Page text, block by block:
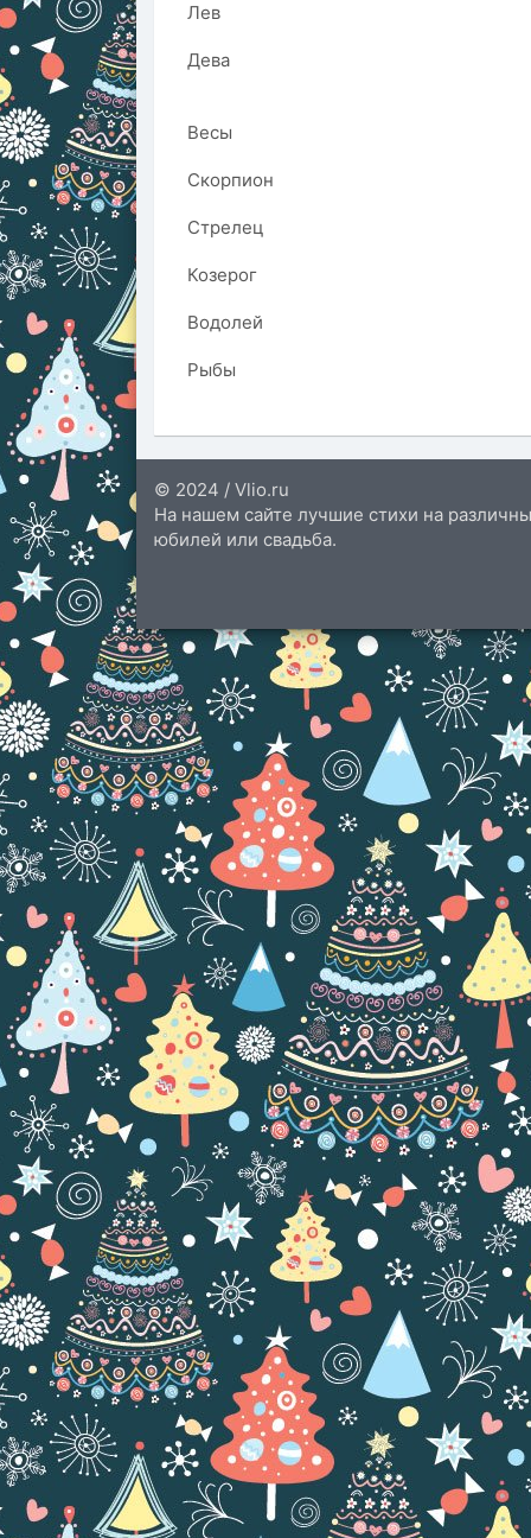
Лев
Дева
Весы
Скорпион
Стрелец
Козерог
Водолей
Рыбы
© 2024 / Vlio.ru
На нашем сайте лучшие стихи на
юбилей или свадьба.